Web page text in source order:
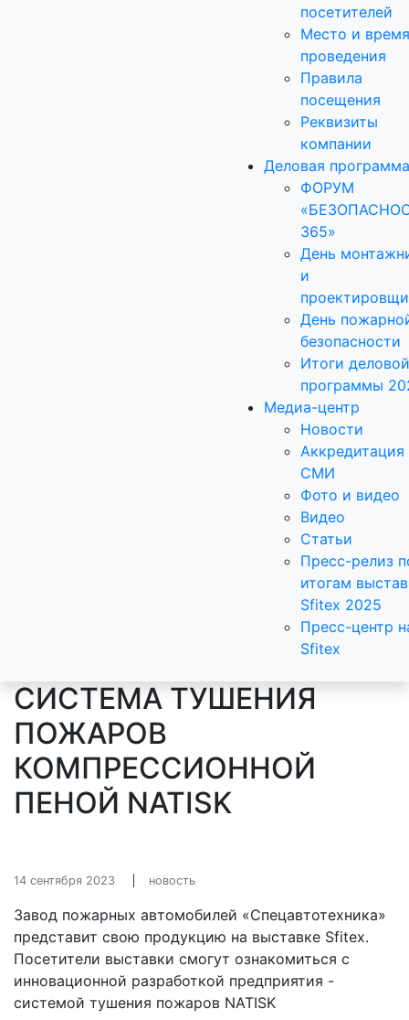
посетителей
Место и время
проведения
Правила
посещения
Реквизиты
компании
Деловая программа
ФОРУМ
365»
День
и
День
безопасности
Итоги деловой
программы
Медиа-центр
Новости
Аккредитация
СМИ
Фото и видео
Видео
Статьи
Пресс-релиз
итогам
Sfitex 2025
Пресс-центр
Sfitex
СИСТЕМА ТУШЕНИЯ
ПОЖАРОВ
КОМПРЕССИОННОЙ
ПЕНОЙ NATISK
14 сентября 2023 новость
Завод пожарных автомобилей «Спецавтотехника»
представит свою продукцию на выставке Sfitex.
Посетители выставки смогут ознакомиться с
инновационной разработкой предприятия -
системой тушения пожаров NATISK